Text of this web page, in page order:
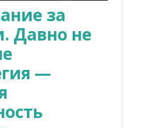
за
Давно не
—